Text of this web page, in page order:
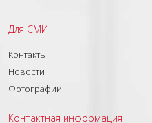
Для СМИ
Контакты
Новости
Фотографии
Контактная информация